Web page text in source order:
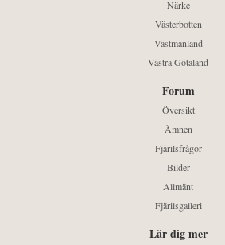
Närke
Västerbotten
Västmanland
Västra Götaland
Forum
Översikt
Ämnen
Fjärilsfrågor
Bilder
Allmänt
Fjärilsgalleri
Lär dig mer